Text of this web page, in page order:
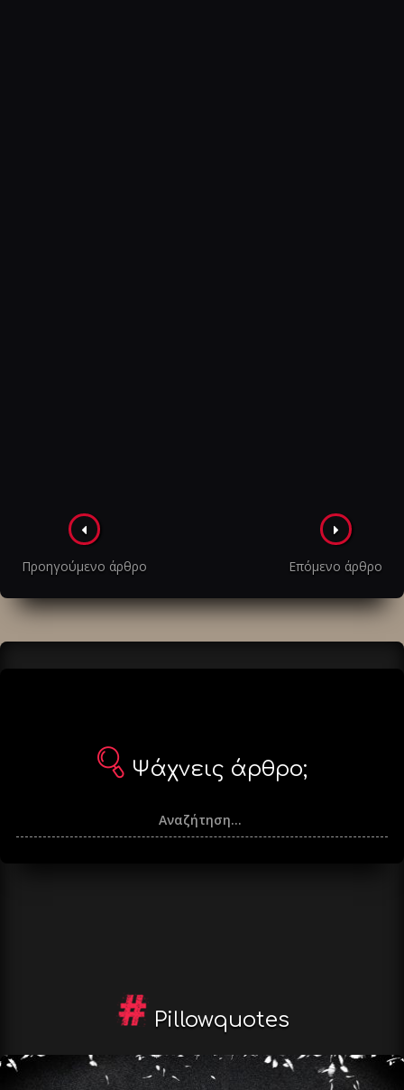
Πλοήγηση
στα
άρθρα
Προηγούμενο άρθρο Επόμενο άρθρο
Ψάχνεις άρθρο;
Pillowquotes